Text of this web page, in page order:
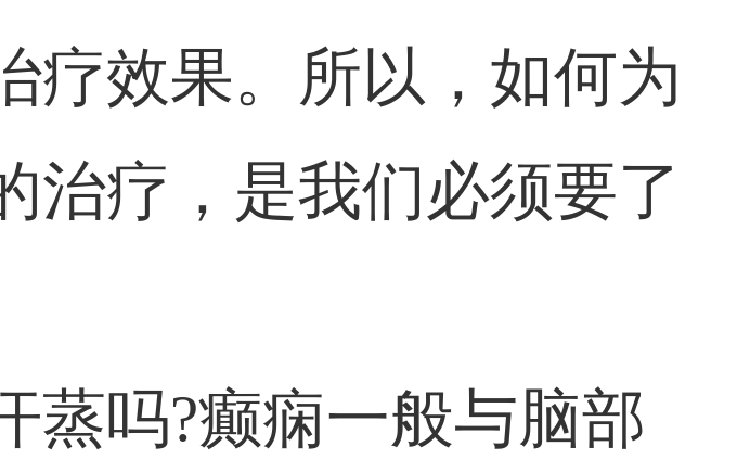
疗效果。所以，如何为
治疗，是我们必须要了
蒸吗?癫痫一般与脑部